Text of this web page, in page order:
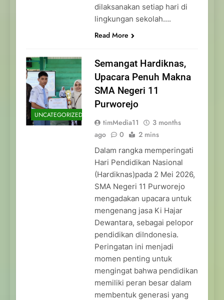
dilaksanakan setiap hari di
lingkungan sekolah….
Read More
UNCATEGORIZED
Semangat Hardiknas,
Upacara Penuh Makna
SMA Negeri 11
Purworejo
timMedia11
3 months
ago
0 2 mins
Dalam rangka memperingati
Hari Pendidikan Nasional
(Hardiknas)pada 2 Mei 2026,
SMA Negeri 11 Purworejo
mengadakan upacara untuk
mengenang jasa Ki Hajar
Dewantara, sebagai pelopor
pendidikan diIndonesia.
Peringatan ini menjadi
momen penting untuk
mengingat bahwa pendidikan
memiliki peran besar dalam
membentuk generasi yang